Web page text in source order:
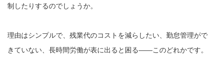
制したりするのでしょうか。
理由はシンプルで、残業代のコストを減らしたい、勤怠管理がで
きていない、長時間労働が表に出ると困る――このどれかです。